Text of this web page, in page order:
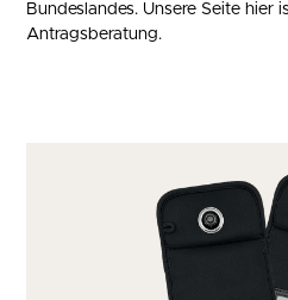
Bundeslandes. Unsere Seite hier
Antragsberatung.